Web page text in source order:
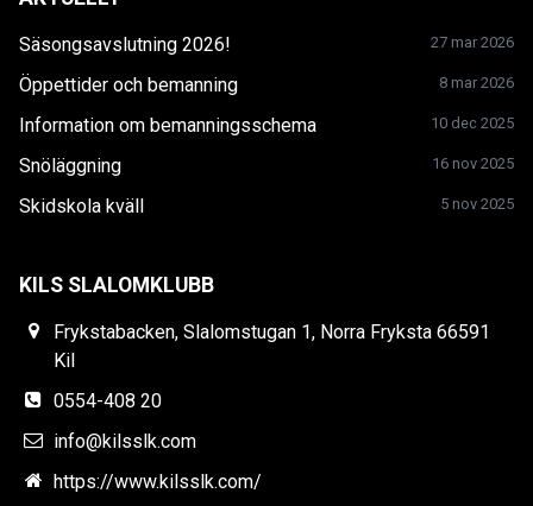
Säsongsavslutning 2026! 27 mar 2026
Öppettider och bemanning 8 mar 2026
Information om bemanningsschema 10 dec 2025
Snöläggning 16 nov 2025
Skidskola kväll 5 nov 2025
KILS SLALOMKLUBB
Frykstabacken, Slalomstugan 1, Norra Fryksta 66591
Kil
0554-408 20
info@kilsslk.com
https://www.kilsslk.com/